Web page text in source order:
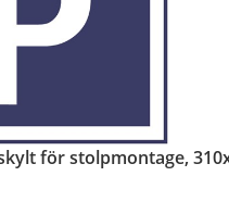
för stolpmontage,